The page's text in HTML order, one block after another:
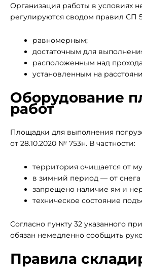
Организация работы в условиях
регулируются сводом правил СП
равномерным;
достаточным для
расположенным над
установленным на
Оборудование
работ
Площадки для выполнения
от 28.10.2020 № 753н. В частности:
территория очищается от
в зимний период — от
запрещено наличие ям и
техническое состояние
Согласно пункту 32 указанного
обязан немедленно сообщить
Правила